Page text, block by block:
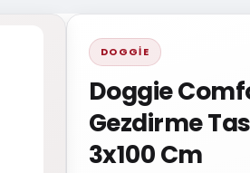
DOGGIE
Doggie
Gezdirme
3x100 Cm